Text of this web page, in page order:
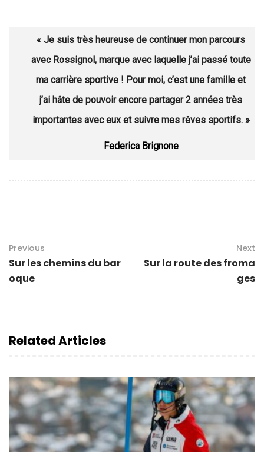
« Je suis très heureuse de continuer mon parcours
avec Rossignol, marque avec laquelle j’ai passé toute
ma carrière sportive ! Pour moi, c’est une famille et
j’ai hâte de pouvoir encore partager 2 années très
importantes avec eux et suivre mes rêves sportifs. »
Federica Brignone
Previous
Sur les chemins du bar
oque
Next
Sur la route des froma
ges
Related Articles